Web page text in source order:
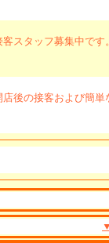
スタッフ募集中で
後の接客および簡